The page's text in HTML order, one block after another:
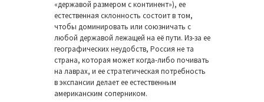
«державой размером с континент»), ее
естественная склонность состоит в том,
чтобы доминировать или союзничать с
любой державой лежащей на её пути. Из-за ее
географических неудобств, Россия не та
страна, которая может когда-либо почивать
на лаврах, и ее стратегическая потребность
в экспансии делает ее естественным
американским соперником.